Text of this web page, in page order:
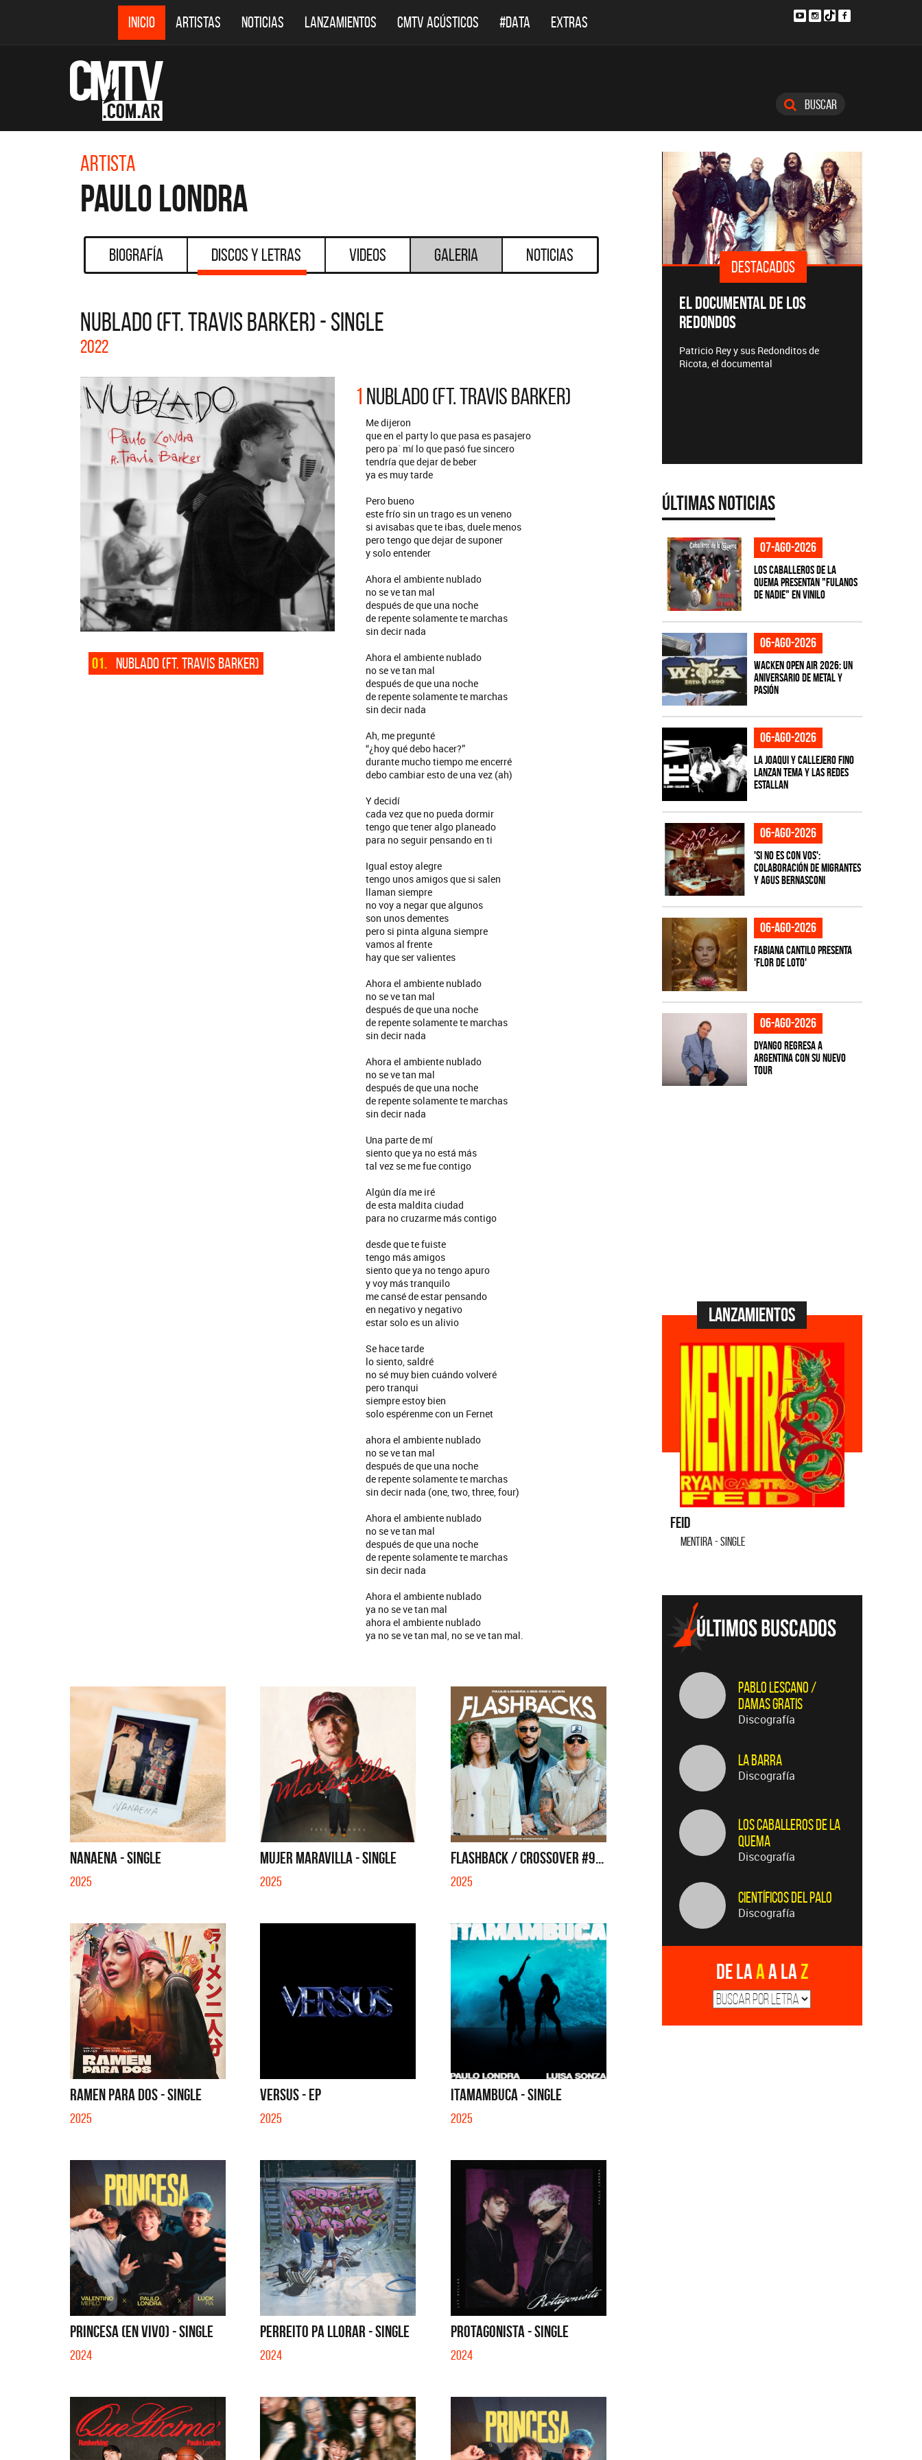
INICIO ARTISTAS NOTICIAS LANZAMIENTOS CMTV ACÚSTICOS #DATA EXTRAS
Buscar
Artista
Paulo Londra
Biografía Discos y Letras Videos Galeria Noticias
NUBLADO (FT. TRAVIS BARKER) - SINGLE
2022
01. NUBLADO (FT. TRAVIS BARKER)
1 NUBLADO (FT. TRAVIS BARKER)
Me dijeron
que en el party lo que pasa es pasajero
pero pa´ mí lo que pasó fue sincero
tendría que dejar de beber
ya es muy tarde
Pero bueno
este frío sin un trago es un veneno
si avisabas que te ibas, duele menos
pero tengo que dejar de suponer
y solo entender
Ahora el ambiente nublado
no se ve tan mal
después de que una noche
de repente solamente te marchas
sin decir nada
Ahora el ambiente nublado
no se ve tan mal
después de que una noche
de repente solamente te marchas
sin decir nada
Ah, me pregunté
“¿hoy qué debo hacer?”
durante mucho tiempo me encerré
debo cambiar esto de una vez (ah)
Y decidí
cada vez que no pueda dormir
tengo que tener algo planeado
para no seguir pensando en ti
Igual estoy alegre
tengo unos amigos que si salen
llaman siempre
no voy a negar que algunos
son unos dementes
pero si pinta alguna siempre
vamos al frente
hay que ser valientes
Ahora el ambiente nublado
no se ve tan mal
después de que una noche
de repente solamente te marchas
sin decir nada
Ahora el ambiente nublado
no se ve tan mal
después de que una noche
de repente solamente te marchas
sin decir nada
Una parte de mí
siento que ya no está más
tal vez se me fue contigo
Algún día me iré
de esta maldita ciudad
para no cruzarme más contigo
desde que te fuiste
tengo más amigos
siento que ya no tengo apuro
y voy más tranquilo
me cansé de estar pensando
en negativo y negativo
estar solo es un alivio
Se hace tarde
lo siento, saldré
no sé muy bien cuándo volveré
pero tranqui
siempre estoy bien
solo espérenme con un Fernet
ahora el ambiente nublado
no se ve tan mal
después de que una noche
de repente solamente te marchas
sin decir nada (one, two, three, four)
Ahora el ambiente nublado
no se ve tan mal
después de que una noche
de repente solamente te marchas
sin decir nada
Ahora el ambiente nublado
ya no se ve tan mal
ahora el ambiente nublado
ya no se ve tan mal, no se ve tan mal.
NANAENA - SINGLE
2025
MUJER MARAVILLA - SINGLE
2025
FLASHBACK / CROSSOVER #9...
2025
RAMEN PARA DOS - SINGLE
2025
VERSUS - EP
2025
ITAMAMBUCA - SINGLE
2025
PRINCESA (EN VIVO) - SINGLE
2024
PERREITO PA LLORAR - SINGLE
2024
PROTAGONISTA - SINGLE
2024
DESTACADOS
La colección completa de los CMTV
DESTACADOS DESTACADOS
EL DOCUMENTAL DE LOS
REDONDOS
Patricio Rey y sus Redonditos de
Ricota, el documental
Últimas Noticias
07-ago-2026
Los Caballeros de la
Quema presentan "Fulanos
de Nadie" en vinilo
06-ago-2026
Wacken Open Air 2026: Un
aniversario de metal y
pasión
06-ago-2026
La Joaqui y Callejero Fino
lanzan tema y las redes
estallan
06-ago-2026
'Si No Es Con Vos':
colaboración de Migrantes
y Agus Bernasconi
06-ago-2026
Fabiana Cantilo presenta
'Flor de Loto'
06-ago-2026
Dyango regresa a
Argentina con su nuevo
tour
Lanzamientos
SI NO ES CON VOS - SINGLE
Los Palmeras Feid
MENTIRA - SINGLE
Pablo Lescano /
Damas Gratis
Discografía
La Barra
Discografía
Los Caballeros de la
Quema
Discografía
Científicos del palo
Discografía
De laAa laZ